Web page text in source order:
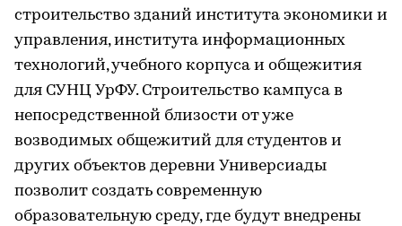
строительство зданий института экономики и
управления, института информационных
технологий, учебного корпуса и общежития
для СУНЦ УрФУ. Строительство кампуса в
непосредственной близости от уже
возводимых общежитий для студентов и
других объектов деревни Универсиады
позволит создать современную
образовательную среду, где будут внедрены